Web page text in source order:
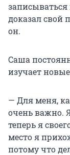
записываться
доказал свой
он.
Саша
изучает
— Для меня,
очень важно.
теперь я
место я
потому что